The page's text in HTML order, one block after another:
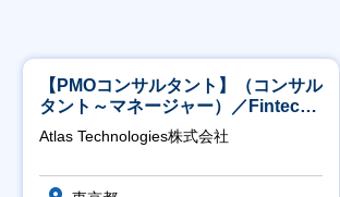
【PMOコンサルタント】（コンサル
タント～マネージャー）／Fintech
領域／設立5年弱で上場
Atlas Technologies株式会社